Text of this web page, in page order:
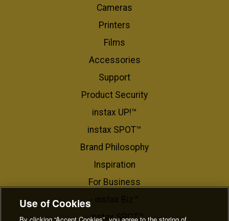
Cameras
Printers
Films
Accessories
Support
Product Security
instax UP!™
instax SPOT™
Brand Philosophy
Inspiration
For Business​
- instax Biz™
- instax SPOT™
Use of Cookies